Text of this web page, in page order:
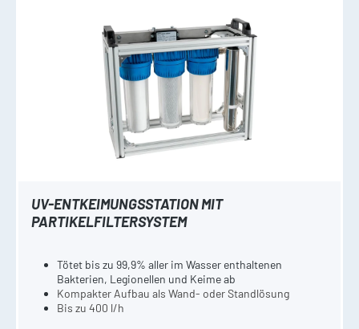
UV-ENTKEIMUNGSSTATION MIT
PARTIKELFILTERSYSTEM
Tötet bis zu 99,9% aller im Wasser enthaltenen
Bakterien, Legionellen und Keime ab
Kompakter Aufbau als Wand- oder Standlösung
Bis zu 400 l/h